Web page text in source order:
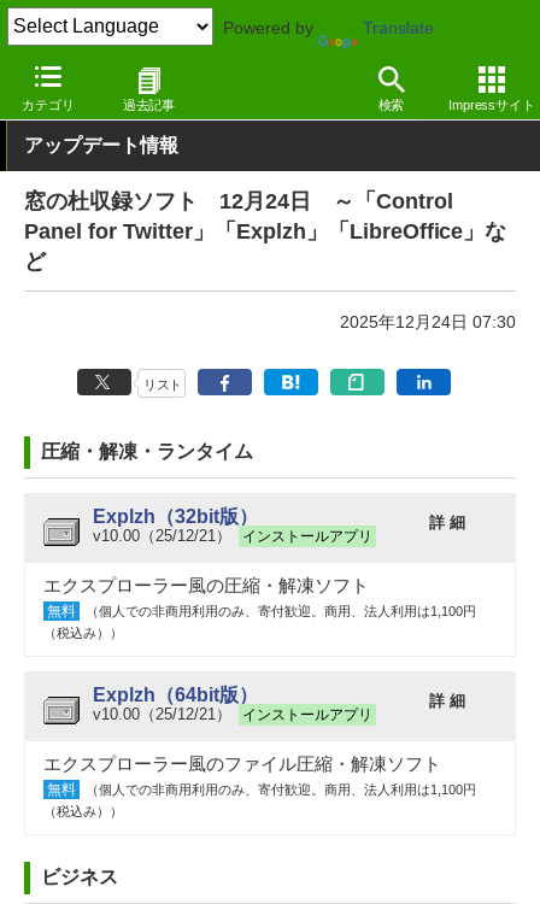
Powered by Translate
カテゴリ 過去記事 検索 Impressサイト
窓の杜 その他の話題 アップデート
アップデート情報
窓の杜収録ソフト 12月24日 ～「Control
Panel for Twitter」「Explzh」「LibreOffice」な
ど
2025年12月24日 07:30
リスト
圧縮・解凍・ランタイム
Explzh（32bit版）
v10.00（25/12/21） インストールアプリ
詳 細
エクスプローラー風の圧縮・解凍ソフト
無料
（個人での非商用利用のみ、寄付歓迎。商用、法人利用は1,100円
（税込み））
Explzh（64bit版）
v10.00（25/12/21） インストールアプリ
詳 細
エクスプローラー風のファイル圧縮・解凍ソフト
無料
（個人での非商用利用のみ、寄付歓迎。商用、法人利用は1,100円
（税込み））
ビジネス